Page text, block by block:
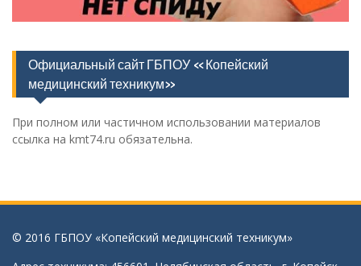
Официальный сайт ГБПОУ «Копейский
медицинский техникум»
При полном или частичном использовании материалов
ссылка на kmt74.ru обязательна.
© 2016 ГБПОУ «Копейский медицинский техникум»